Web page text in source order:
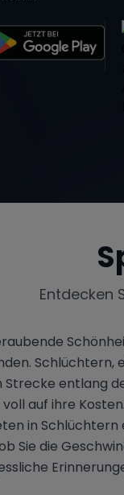
Entdecken
entlang
auf ihre
in
Sie die